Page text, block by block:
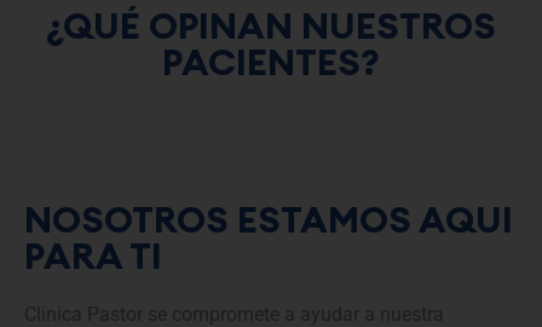
¿QUÉ OPINAN NUESTROS
PACIENTES?
NOSOTROS ESTAMOS AQUI
PARA TI
Clinica Pastor se compromete a ayudar a nuestra